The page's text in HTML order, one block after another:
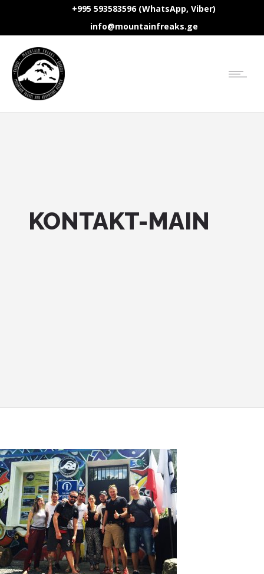
+995 593583596 (WhatsApp, Viber)
info@mountainfreaks.ge
KONTAKT-MAIN